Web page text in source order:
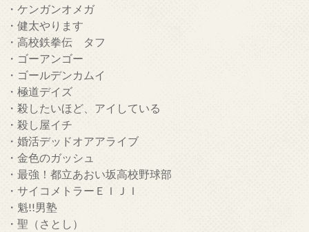
・ケンガンオメガ
・健太やります
・高校鉄拳伝 タフ
・ゴーアンゴー
・ゴールデンカムイ
・極道デイズ
・殺したいほど、アイしている
・殺し屋イチ
・婚活デッドオアアライブ
・金色のガッシュ
・最強！都立あおい坂高校野球部
・サイコメトラーＥＩＪＩ
・魁!!男塾
・聖（さとし）